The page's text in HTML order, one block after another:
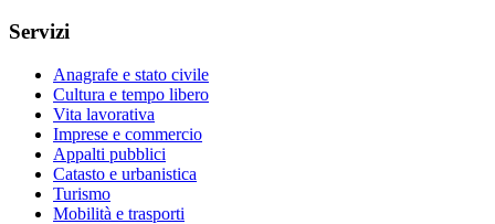
Servizi
Anagrafe e stato civile
Cultura e tempo libero
Vita lavorativa
Imprese e commercio
Appalti pubblici
Catasto e urbanistica
Turismo
Mobilità e trasporti